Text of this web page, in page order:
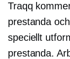
Traqq
prestanda
speciellt
prestanda.